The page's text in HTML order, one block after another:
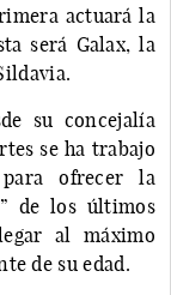
actuará la
será Galax, la
su concejalía
se ha trabajo
para ofrecer la
de los últimos
al máximo
de su edad.